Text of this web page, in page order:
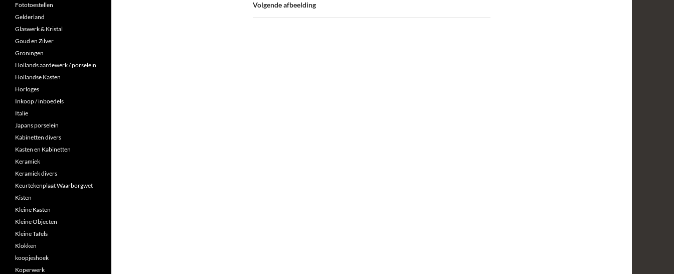
Volgende afbeelding
Fototoestellen
Gelderland
Glaswerk & Kristal
Goud en Zilver
Groningen
Hollands aardewerk / porselein
Hollandse Kasten
Horloges
Inkoop / inboedels
Italie
Japans porselein
Kabinetten divers
Kasten en Kabinetten
Keramiek
Keramiek divers
Keurtekenplaat Waarborgwet
Kisten
Kleine Kasten
Kleine Objecten
Kleine Tafels
Klokken
koopjeshoek
Koperwerk